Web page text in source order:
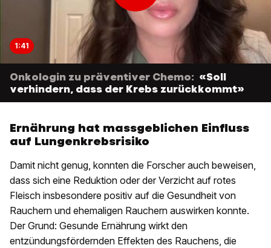
1:41
Onkologin zu präventiver Chemo: «Soll
verhindern, dass der Krebs zurückkommt»
Ernährung hat massgeblichen Einfluss
auf Lungenkrebsrisiko
Damit nicht genug, konnten die Forscher auch beweisen,
dass sich eine Reduktion oder der Verzicht auf rotes
Fleisch insbesondere positiv auf die Gesundheit von
Rauchern und ehemaligen Rauchern auswirken konnte.
Der Grund: Gesunde Ernährung wirkt den
entzündungsfördernden Effekten des Rauchens, die